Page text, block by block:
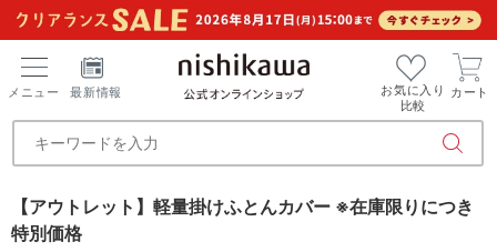
メニュー 最新情報
お気に入り
比較
カート
【アウトレット】軽量掛けふとんカバー ※在庫限りにつき
特別価格